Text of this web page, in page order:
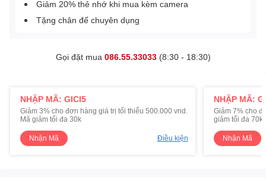
Giảm 20% thẻ nhớ khi mua kèm camera
Tặng chân đế chuyên dụng
Gọi đặt mua 086.55.33033(8:30 - 18:30)
NHẬP MÃ: GICI5
Giảm 3% cho đơn hàng giá trị tối thiểu 500.000 vnd.
Mã giảm tối đa 30k
Nhận Mã Điều kiện
NHẬP MÃ:
Giảm 7% cho
giảm tối đa 70k
Nhận Mã